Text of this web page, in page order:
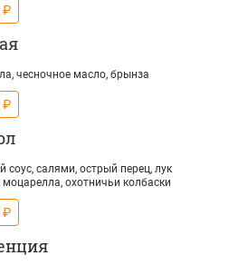
₽
чесночное масло, брынза
₽
соус, салями, острый перец, лук
моцарелла, охотничьи колбаски
₽